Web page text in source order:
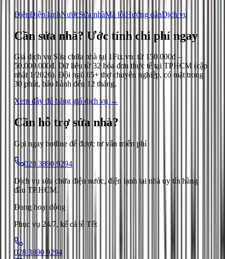
ĐiệnĐiện lạnhNướcSửa nhàMã lỗiHướng dẫnDịch vụ
Cần sửa nhà? Ước tính chi phí ngay
Giá dịch vụ Sửa chữa nhà tại 1Fix.vn: từ 150.000đ –
50.000.000đ. Dữ liệu từ 32 hóa đơn thực tế tại TPHCM (cập
nhật 1/2026). Đội ngũ 65+ thợ chuyên nghiệp, có mặt trong
30 phút, bảo hành đến 12 tháng.
Xem đầy đủ bảng giá dịch vụ →
Cần hỗ trợ sửa nhà?
Gọi ngay hotline để được tư vấn miễn phí
028 3890 9294
Dịch vụ sửa chữa điện nước, điện lạnh tại nhà uy tín hàng
đầu TP.HCM.
Đang hoạt động
Phục vụ 24/7, kể cả lễ Tết
028 3890 9294